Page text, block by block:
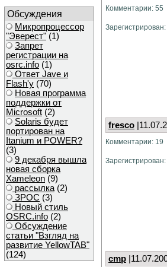
Обсуждения
Микропроцессор
"Эверест" (1)
Запрет
регистрации на
osrc.info (1)
Ответ Javе и
Flash'у (70)
Новая программа
поддержки от
Microsoft (2)
Solaris будет
портирован на
Itanium и POWER?
(3)
9 декабря вышла
новая сборка
Xameleon (9)
рассылка (2)
ЗРОС (3)
Новый стиль
OSRC.info (2)
Обсуждение
статьи "Взгляд на
развитие YellowTAB"
(124)
Комментарии: 55
fresco
Комментарии: 19
cmp